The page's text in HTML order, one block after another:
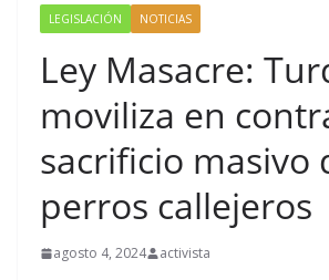
LEGISLACIÓN NOTICIAS
Ley Masacre:
moviliza en
sacrificio masivo
perros callejeros
agosto 4, 2024 activista